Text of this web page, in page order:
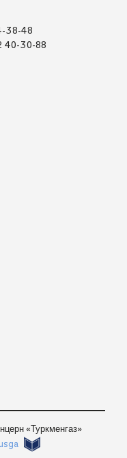
38-48
40-30-88
«Туркменгаз»